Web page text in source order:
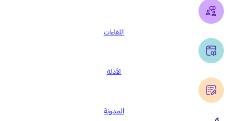
اللقاءات
الأدلة
المدونة